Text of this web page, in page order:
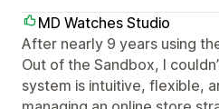
MD Watches Studio
After nearly 9 years using
Out of the Sandbox, I
system is intuitive, flexible,